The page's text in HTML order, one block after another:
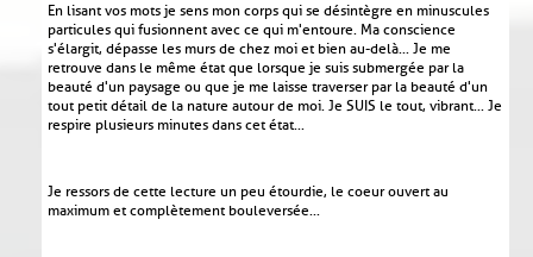
En lisant vos mots je sens mon corps qui se désintègre en minuscules
particules qui fusionnent avec ce qui m'entoure. Ma conscience
s'élargit, dépasse les murs de chez moi et bien au-delà... Je me
retrouve dans le même état que lorsque je suis submergée par la
beauté d'un paysage ou que je me laisse traverser par la beauté d'un
tout petit détail de la nature autour de moi. Je SUIS le tout, vibrant... Je
respire plusieurs minutes dans cet état...
Je ressors de cette lecture un peu étourdie, le coeur ouvert au
maximum et complètement bouleversée...